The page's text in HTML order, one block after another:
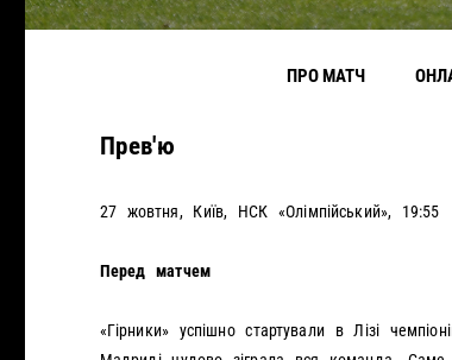
ПРО МАТЧ
Прев'ю
27 жовтня, Київ, НСК «Олімпійський», 19:55
Перед матчем
«Гірники» успішно стартували в Лізі